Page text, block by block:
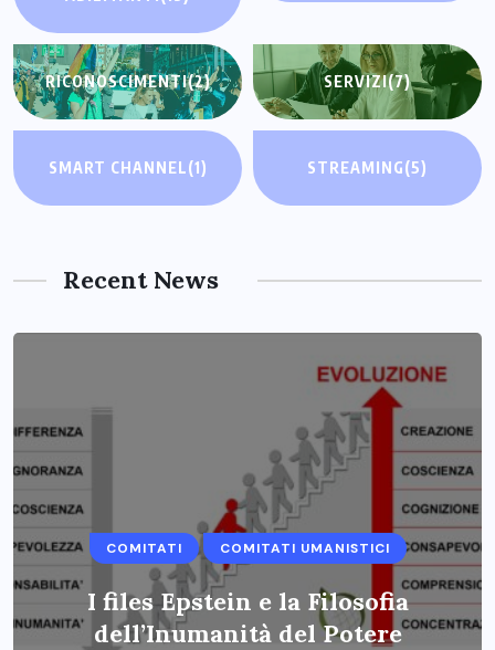
RICONOSCIMENTI(2) SERVIZI(7)
SMART CHANNEL(1) STREAMING(5)
Recent News
COMITATI COMITATI UMANISTICI
I files Epstein e la Filosofia
dell’Inumanità del Potere